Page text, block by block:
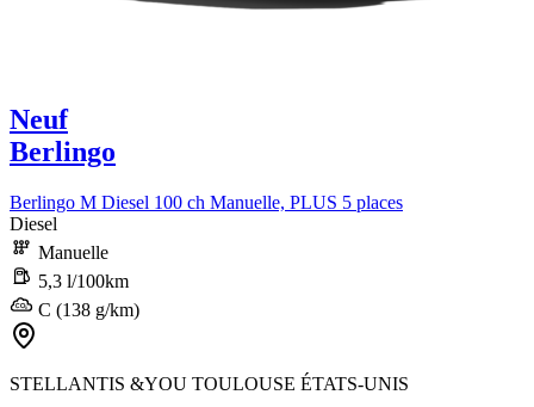
Neuf
Berlingo
Berlingo M Diesel 100 ch Manuelle, PLUS 5 places
Diesel
Manuelle
5,3 l/100km
C (138 g/km)
STELLANTIS &YOU TOULOUSE ÉTATS-UNIS